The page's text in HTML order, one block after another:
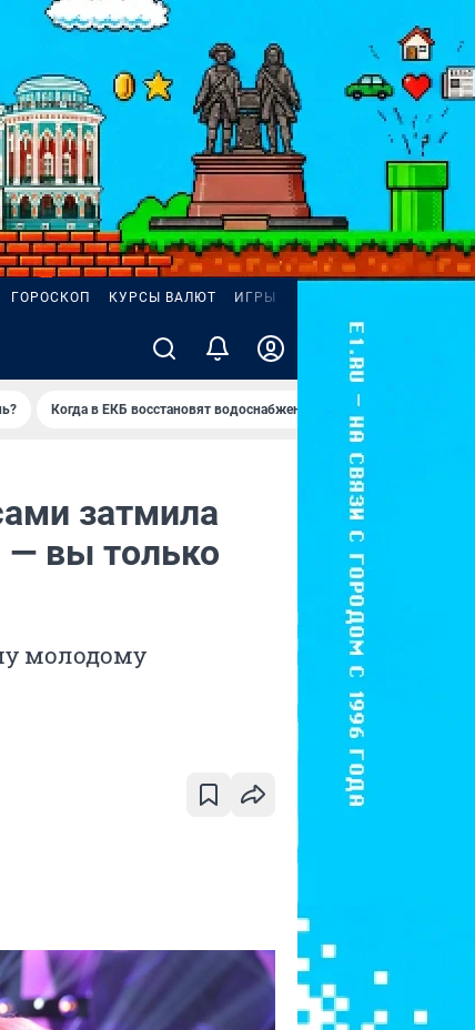
ГОРОСКОП КУРСЫ ВАЛЮТ ИГРЫ
Когда в ЕКБ восстановят водоснабжение?
затмила
— вы только
молодому